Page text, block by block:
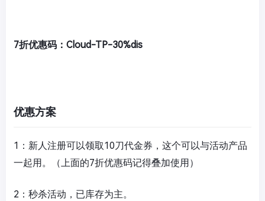
7折优惠码：Cloud-TP-30%dis
优惠方案
1：新人注册可以领取10刀代金券，这个可以与活动产品
一起用。（上面的7折优惠码记得叠加使用）
2：秒杀活动，已库存为主。